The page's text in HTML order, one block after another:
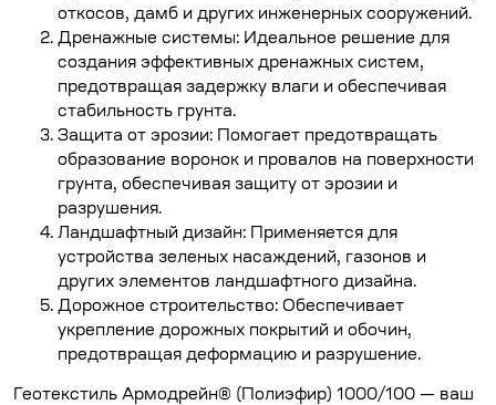
откосов, дамб и других инженерных сооружений.
Дренажные системы: Идеальное решение для
создания эффективных дренажных систем,
предотвращая задержку влаги и обеспечивая
стабильность грунта.
Защита от эрозии: Помогает предотвращать
образование воронок и провалов на поверхности
грунта, обеспечивая защиту от эрозии и
разрушения.
Ландшафтный дизайн: Применяется для
устройства зеленых насаждений, газонов и
других элементов ландшафтного дизайна.
Дорожное строительство: Обеспечивает
укрепление дорожных покрытий и обочин,
предотвращая деформацию и разрушение.
Геотекстиль Армодрейн® (Полиэфир) 1000/100 — ваш